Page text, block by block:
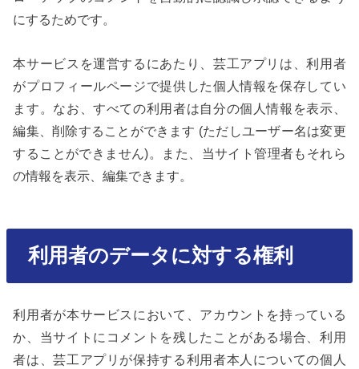
にするためです。
本サービスを運営するにあたり、芸工アプリは、利用者
がプロフィールページで提供した個人情報を保存してい
ます。なお、すべての利用者は自分の個人情報を表示、
編集、削除することができます (ただしユーザー名は変更
することができません)。また、当サイト管理者もそれら
の情報を表示、編集できます。
利用者のデータに対する権利
利用者が本サービスにおいて、アカウントを持っている
か、当サイトにコメントを残したことがある場合、利用
者は、芸工アプリが保持する利用者本人についての個人